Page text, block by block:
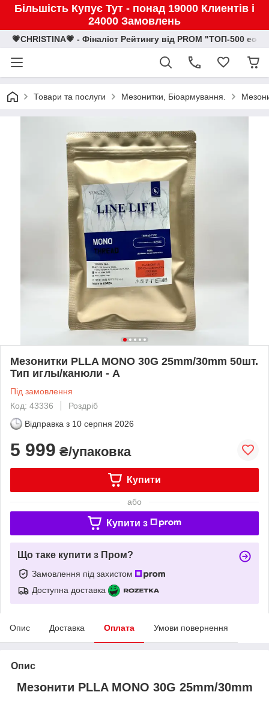
Більшість Купує Тут - понад 19000 Клиентів і
24000 Замовлень
💗CHRISTINA💗 - Фіналіст Рейтингу від PROM "ТОП-500
Товари та послуги Мезонитки, Біоармування.
Мезонитки PLLA MONO 30G 25mm/30mm 50шт.
Тип иглы/канюли - A
Під замовлення
Код: 43336
Роздріб
Відправка з 10 серпня 2026
5 999 ₴/упаковка
Купити
або
Купити з
Що таке купити з Пром?
Замовлення під захистом
Доступна доставка
Опис Доставка Оплата Умови повернення
Опис
Мезонити PLLA MONO 30G 25mm/30mm